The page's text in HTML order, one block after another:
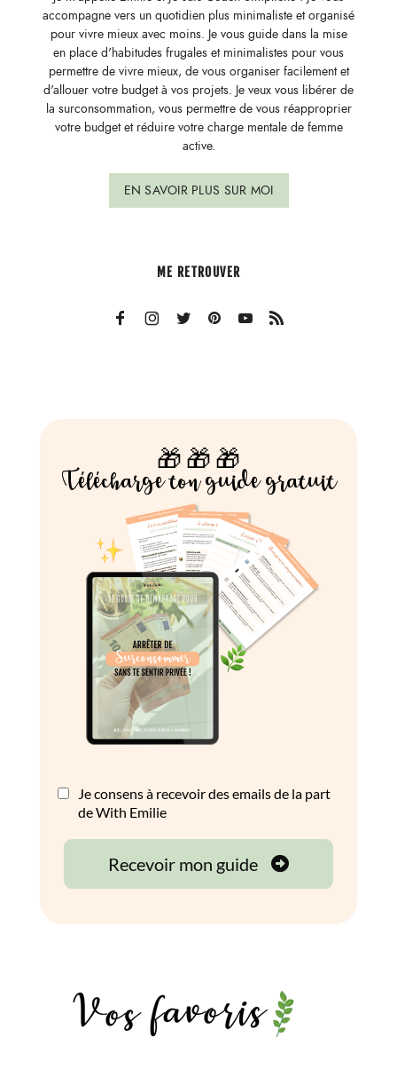
accompagne vers un quotidien plus minimaliste et organisé
pour vivre mieux avec moins. Je vous guide dans la mise
en place d'habitudes frugales et minimalistes pour vous
permettre de vivre mieux, de vous organiser facilement et
d'allouer votre budget à vos projets. Je veux vous libérer de
la surconsommation, vous permettre de vous réapproprier
votre budget et réduire votre charge mentale de femme
active.
EN SAVOIR PLUS SUR MOI
ME RETROUVER